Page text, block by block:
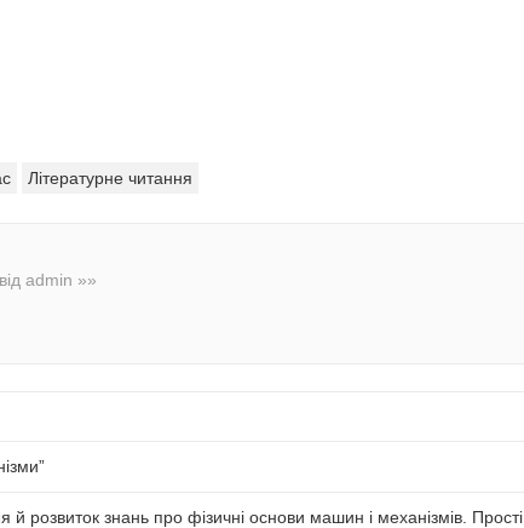
Літературне читання
admin »»
й розвиток знань про фізичні основи машин і механізмів. Прості